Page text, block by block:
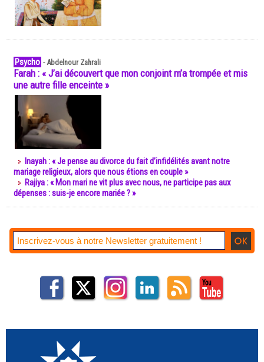
Psycho -Abdelnour Zahrali
Farah : « J’ai découvert que mon conjoint m’a trompée et mis
une autre fille enceinte »
Inayah : « Je pense au divorce du fait d’infidélités avant notre
mariage religieux, alors que nous étions en couple »
Rajiya : « Mon mari ne vit plus avec nous, ne participe pas aux
dépenses : suis-je encore mariée ? »